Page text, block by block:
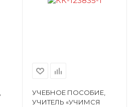
УЧЕБНОЕ ПОСОБИЕ,
УЧИТЕЛЬ «УЧИМСЯ